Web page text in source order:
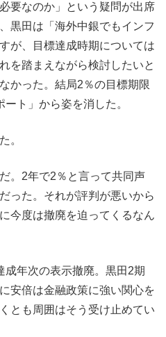
要なのか」という疑問が出席
黒田は「海外中銀でもインフ
が、目標達成時期については
を踏まえながら検討したいと
かった。結局2％の目標期限
ト」から姿を消した。
。
。2年で2％と言って共同声
った。それが評判が悪いから
今度は撤廃を迫ってくるなん
年次の表示撤廃。黒田2期
安倍は金融政策に強い関心を
とも周囲はそう受け止めてい